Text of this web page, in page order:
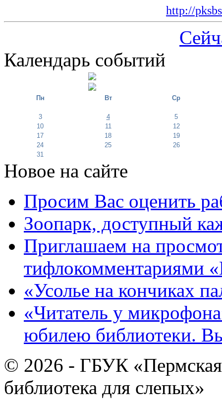
http://
Календарь событий
Пн Вт Ср
3 4
5
10
11
12
17
18
19
24
25
26
31
Новое на сайте
Просим Вас оценить
Зоопарк, доступный
Приглашаем на
тифлокомментариями
«Усолье на кончиках
«Читатель у
юбилею библиотеки.
© 2026 - ГБУК «Пермская
библиотека для слепых»